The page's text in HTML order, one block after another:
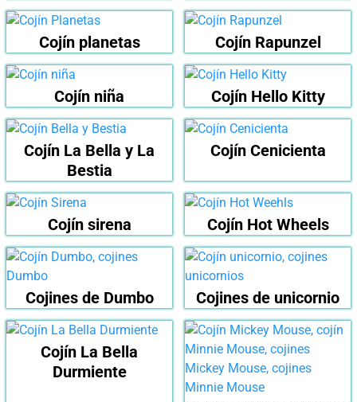
Cojín planetas Cojín Rapunzel
Cojín niña Cojín Hello Kitty
Cojín La Bella y La
Bestia
Cojín Cenicienta
Cojín sirena Cojín Hot Wheels
Cojines de Dumbo Cojines de unicornio
Cojín La Bella
Durmiente